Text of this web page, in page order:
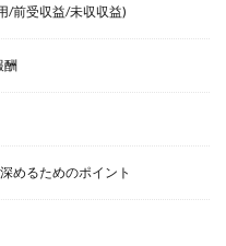
/前受収益/未収収益)
酬
めるためのポイント